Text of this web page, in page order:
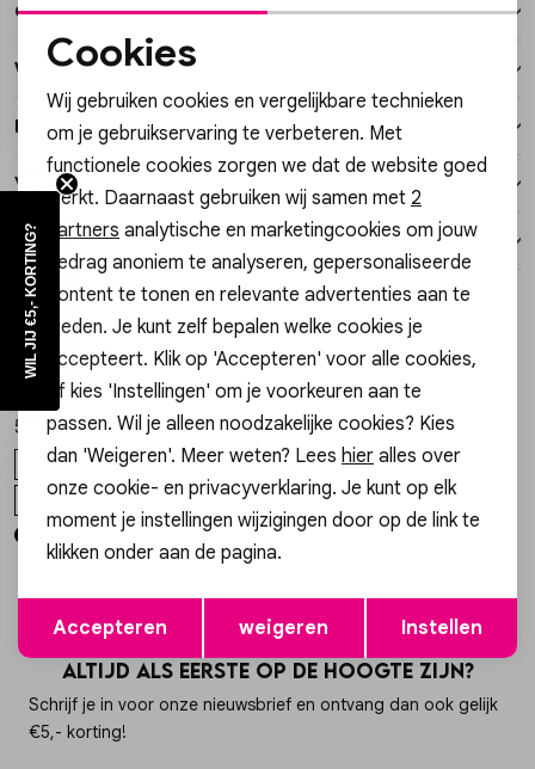
Vesten
Jassen
Lingerie
Over dit item
Winkelvoorraad
Kenmerken
Verzending / Ophalen in de winkel
Retourneren
Style dit met
Gossip
8.24.21.150.03 BOOTS MOSIE
59,99
37 38 39
40
1/2
My Jewellery
Bangle watch MJ14505
69,99
OS
Altijd als eerste op de hoogte zijn?
Schrijf je in voor onze nieuwsbrief en ontvang dan ook gelijk
€5,- korting!
Noodzakelijke cookies
Personalisatie cookies
Analytische cookies
Marketing cookies
Opslaan
Cookies
Wij gebruiken cookies en vergelijkbare technieken
om je gebruikservaring te verbeteren. Met
functionele cookies zorgen we dat de website goed
werkt. Daarnaast gebruiken wij samen met 2
partners analytische en marketingcookies om jouw
gedrag anoniem te analyseren, gepersonaliseerde
content te tonen en relevante advertenties aan te
bieden. Je kunt zelf bepalen welke cookies je
accepteert. Klik op 'Accepteren' voor alle cookies,
of kies 'Instellingen' om je voorkeuren aan te
passen. Wil je alleen noodzakelijke cookies? Kies
dan 'Weigeren'. Meer weten? Lees hier alles over
onze cookie- en privacyverklaring. Je kunt op elk
moment je instellingen wijzigingen door op de link te
klikken onder aan de pagina.
Accepteren weigeren Instellen
WIL JIJ €5,- KORTING?